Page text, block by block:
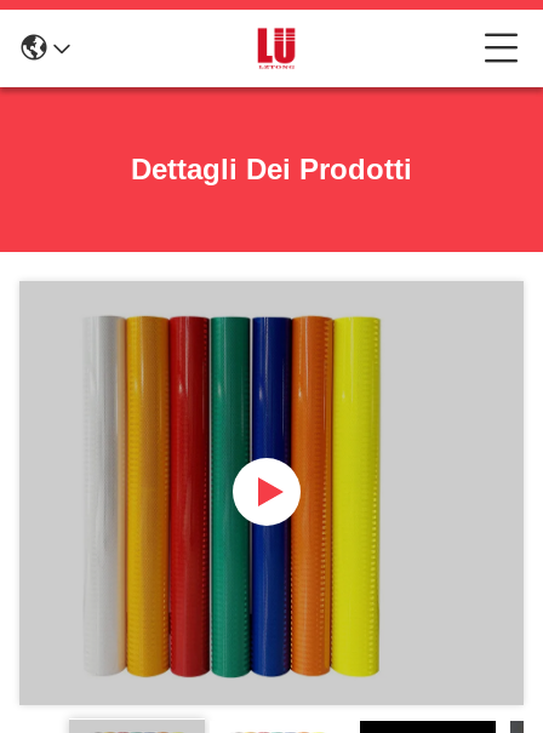
Dettagli Dei Prodotti